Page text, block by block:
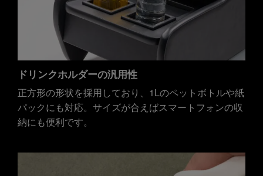
ドリンクホルダーの汎用性
正方形の形状を採用しており、1Lのペットボトルや紙
パックにも対応。サイズが合えばスマートフォンの収
納にも便利です。